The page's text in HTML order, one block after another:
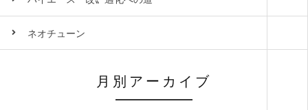
ネオチューン
月別アーカイブ